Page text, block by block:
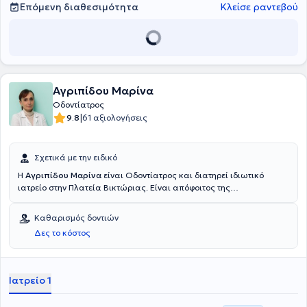
Επόμενη διαθεσιμότητα Κλείσε ραντεβού
Αγριπίδου Μαρίνα
Οδοντίατρος
9.8|61 αξιολογήσεις
Σχετικά με την ειδικό
Η Αγριπίδου Μαρίνα είναι Οδοντίατρος και διατηρεί ιδιωτικό
ιατρείο στην Πλατεία Βικτώριας. Είναι απόφοιτος της
εξειδικεύεται στην αισθητική οδοντιατρική και στη στη λεύκανση
δοντιών.
Καθαρισμός δοντιών
Δες το κόστος
Ιατρείο 1